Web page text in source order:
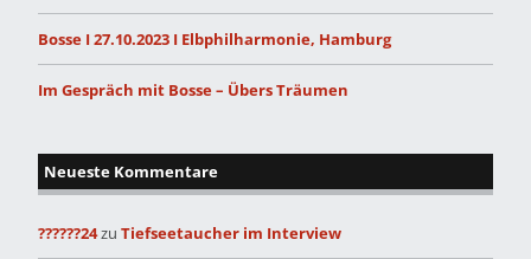
Bosse I 27.10.2023 I Elbphilharmonie, Hamburg
Im Gespräch mit Bosse – Übers Träumen
Neueste Kommentare
??????24zu Tiefseetaucher im Interview